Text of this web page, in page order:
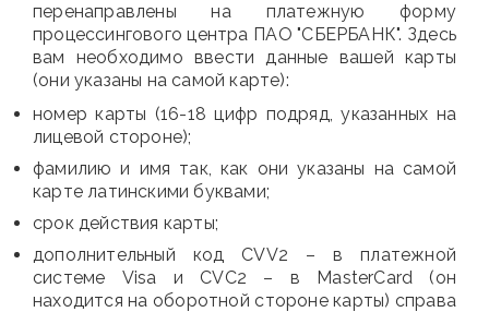
перенаправлены на платежную форму
процессингового центра ПАО "СБЕРБАНК". Здесь
вам необходимо ввести данные вашей карты
(они указаны на самой карте):
номер карты (16-18 цифр подряд, указанных на
лицевой стороне);
фамилию и имя так, как они указаны на самой
карте латинскими буквами;
срок действия карты;
дополнительный код CVV2 – в платежной
системе Visa и CVC2 – в MasterCard (он
находится на оборотной стороне карты) справа